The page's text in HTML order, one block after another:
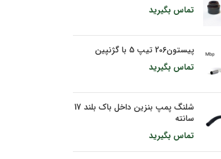
تماس بگیرید
پیستون206 تیپ 5 با گژنپین
تماس بگیرید
شلنگ پمپ بنزین داخل باک بلند 17
سانته
تماس بگیرید